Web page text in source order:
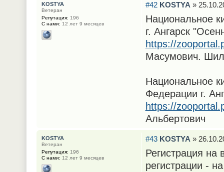
#42 KOSTYA »
Национальное
г. Ангарск
https://
Масумович.
Национальное
Федерации г.
https://
Альбертович
KOSTYA
Ветеран
Репутация: 196
С нами: 12 лет 9 месяцев
#43 KOSTYA »
Регистрация на
регистрации -
KOSTYA
Ветеран
Репутация: 196
С нами: 12 лет 9 месяцев